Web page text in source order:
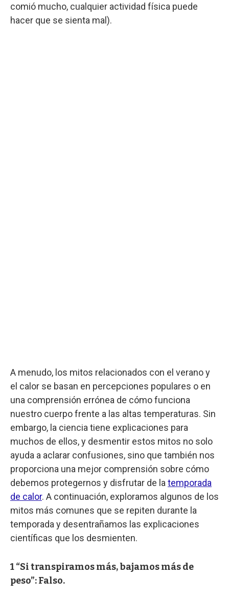
comió mucho, cualquier actividad física puede
hacer que se sienta mal).
A menudo, los mitos relacionados con el verano y
el calor se basan en percepciones populares o en
una comprensión errónea de cómo funciona
nuestro cuerpo frente a las altas temperaturas. Sin
embargo, la ciencia tiene explicaciones para
muchos de ellos, y desmentir estos mitos no solo
ayuda a aclarar confusiones, sino que también nos
proporciona una mejor comprensión sobre cómo
debemos protegernos y disfrutar de la temporada
de calor. A continuación, exploramos algunos de los
mitos más comunes que se repiten durante la
temporada y desentrañamos las explicaciones
científicas que los desmienten.
1 “Si transpiramos más, bajamos más de
peso”: Falso.